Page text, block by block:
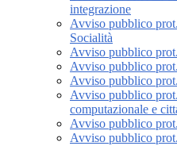
integrazione
Avviso pubblico
Socialità
Avviso pubblico
Avviso pubblico
Avviso pubblico
Avviso pubblico
computazionale e
Avviso pubblico
Avviso pubblico